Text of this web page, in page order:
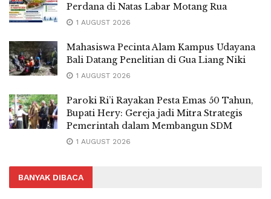
Perdana di Natas Labar Motang Rua
1 AUGUST 2026
Mahasiswa Pecinta Alam Kampus Udayana
Bali Datang Penelitian di Gua Liang Niki
1 AUGUST 2026
Paroki Ri’i Rayakan Pesta Emas 50 Tahun,
Bupati Hery: Gereja jadi Mitra Strategis
Pemerintah dalam Membangun SDM
1 AUGUST 2026
BANYAK DIBACA